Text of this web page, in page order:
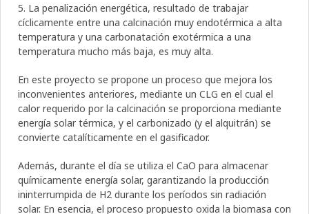
5. La penalización energética, resultado de trabajar
cíclicamente entre una calcinación muy endotérmica a alta
temperatura y una carbonatación exotérmica a una
temperatura mucho más baja, es muy alta.
En este proyecto se propone un proceso que mejora los
inconvenientes anteriores, mediante un CLG en el cual el
calor requerido por la calcinación se proporciona mediante
energía solar térmica, y el carbonizado (y el alquitrán) se
convierte catalíticamente en el gasificador.
Además, durante el día se utiliza el CaO para almacenar
químicamente energía solar, garantizando la producción
ininterrumpida de H2 durante los períodos sin radiación
solar. En esencia, el proceso propuesto oxida la biomasa con